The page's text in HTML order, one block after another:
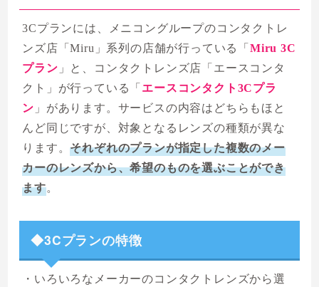
3Cプランには、メニコングループのコンタクトレ
ンズ店「Miru」系列の店舗が行っている「 Miru 3C
プラン 」と、コンタクトレンズ店「エースコンタ
クト」が行っている「 エースコンタクト3Cプラ
ン 」があります。サービスの内容はどちらもほと
んど同じですが、対象となるレンズの種類が異な
ります。それぞれのプランが指定した複数のメー
カーのレンズから、希望のものを選ぶことができ
ます。
◆3Cプランの特徴
・いろいろなメーカーのコンタクトレンズから選